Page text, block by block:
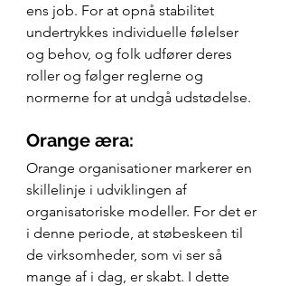
ens job. For at opnå stabilitet
undertrykkes individuelle følelser
og behov, og folk udfører deres
roller og følger reglerne og
normerne for at undgå udstødelse.
Orange æra:
Orange organisationer markerer en
skillelinje i udviklingen af
organisatoriske modeller. For det er
i denne periode, at støbeskeen til
de virksomheder, som vi ser så
mange af i dag, er skabt. I dette